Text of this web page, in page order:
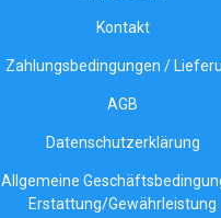
Kontakt
Zahlungsbedingungen /
AGB
Datenschutzerklärung
Allgemeine
Erstattung/Gewährleistung